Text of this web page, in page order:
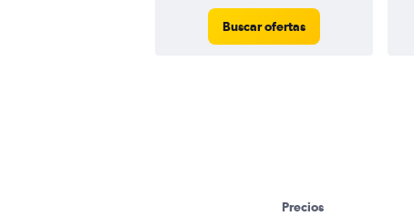
Buscar ofertas
Precios